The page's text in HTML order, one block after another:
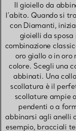
Il gioiello da
l’abito. Quando si
con Diamanti,
gioielli da sposa
combinazione
oro giallo o in
colore. Scegli una
abbinati. Una
scollatura è il
scollature ampie
pendenti o a
abbinarsi agli anelli
esempio, bracciali